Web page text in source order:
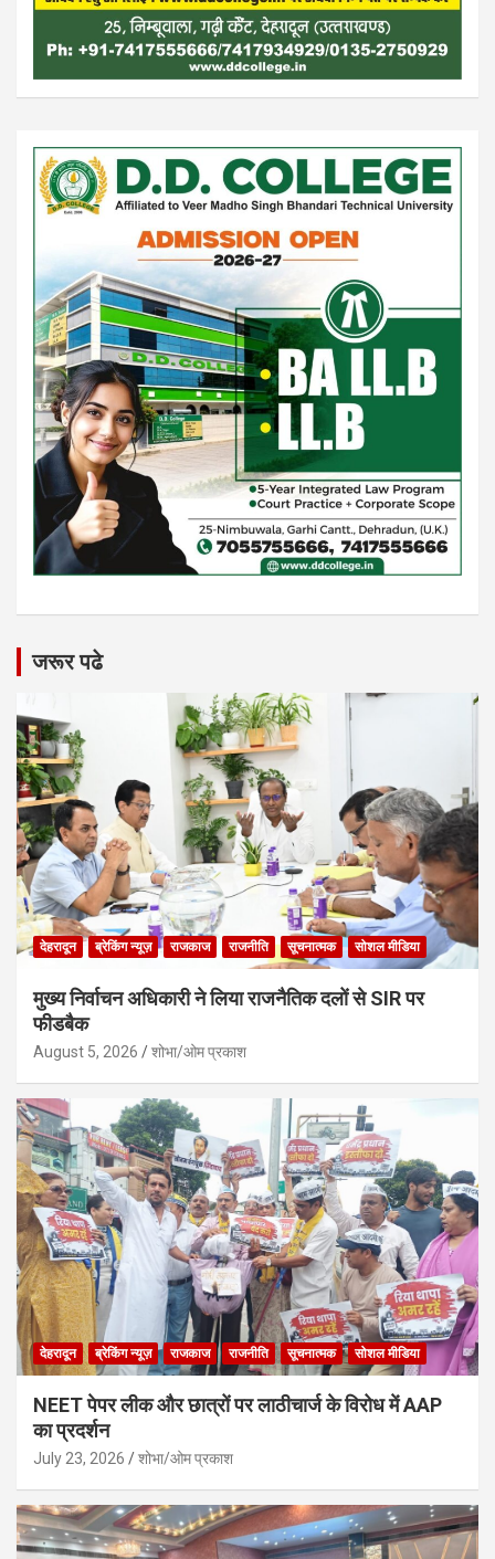
जरूर पढे
देहरादून ब्रेकिंग न्यूज़ राजकाज राजनीति सूचनात्मक सोशल मीडिया
मुख्य निर्वाचन अधिकारी ने लिया राजनैतिक दलों से SIR पर
फीडबैक
August 5, 2026 शोभा/ओम प्रकाश
देहरादून ब्रेकिंग न्यूज़ राजकाज राजनीति सूचनात्मक सोशल मीडिया
NEET पेपर लीक और छात्रों पर लाठीचार्ज के विरोध में AAP
का प्रदर्शन
July 23, 2026 शोभा/ओम प्रकाश